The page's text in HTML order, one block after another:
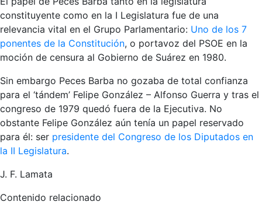
constituyente como en la I Legislatura fue de una
relevancia vital en el Grupo Parlamentario: Uno de los 7
ponentes de la Constitución, o portavoz del PSOE en la
moción de censura al Gobierno de Suárez en 1980.
Sin embargo Peces Barba no gozaba de total confianza
para el ‘tándem’ Felipe González – Alfonso Guerra y tras el
congreso de 1979 quedó fuera de la Ejecutiva. No
obstante Felipe González aún tenía un papel reservado
para él: ser presidente del Congreso de los Diputados en
la II Legislatura.
J. F. Lamata
Contenido relacionado